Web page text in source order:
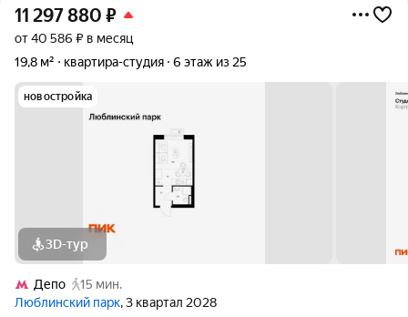
11 297 880 ₽
от 40 586 ₽ в месяц
19,8 м²
квартира-студия 6 этаж из 25
новостройка
3D-тур
Депо
15 мин.
Люблинский парк, 3 квартал 2028